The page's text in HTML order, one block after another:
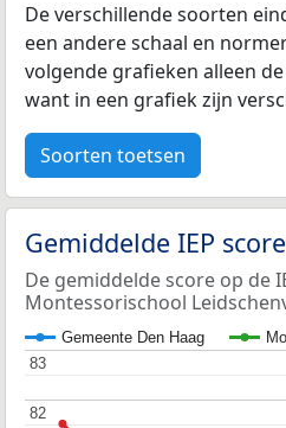
De verschillende soorten
een andere schaal en
volgende grafieken alleen
want in een grafiek zijn
Soorten toetsen
Gemiddelde IEP
De gemiddelde score op de
Montessorischool
Gemeente Den Haag
82
82
83
83